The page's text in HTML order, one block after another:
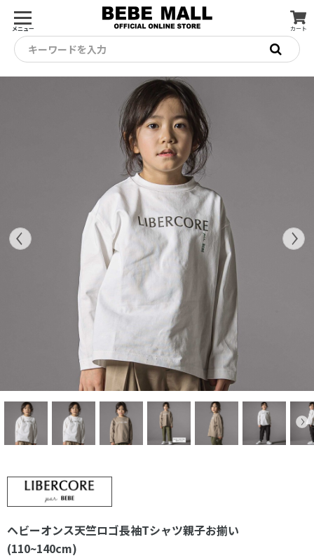
メニュー カート
キーワードを入力
ヘビーオンス天竺ロゴ長袖Tシャツ親子お揃い
(110~140cm)